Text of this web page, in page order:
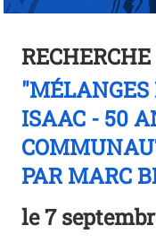
ISAAC - 50
PAR MARC
le7